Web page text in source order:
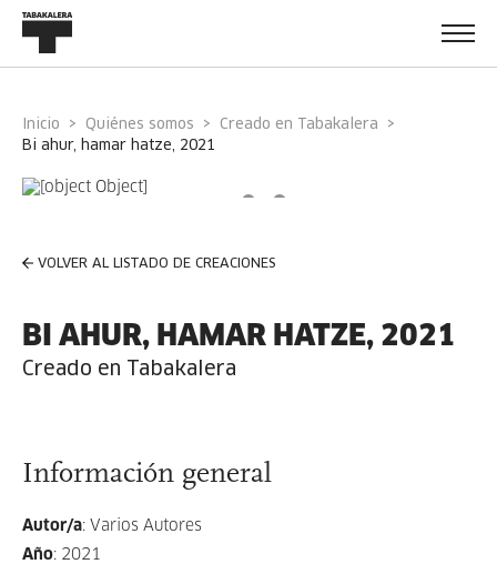
Inicio Quiénes somos
Creado en Tabakalera
bi ahur, hamar hatze, 2021
VOLVER AL LISTADO DE CREACIONES
BI AHUR, HAMAR HATZE, 2021
Creado en Tabakalera
Información general
Autor/a: Varios Autores
Año: 2021